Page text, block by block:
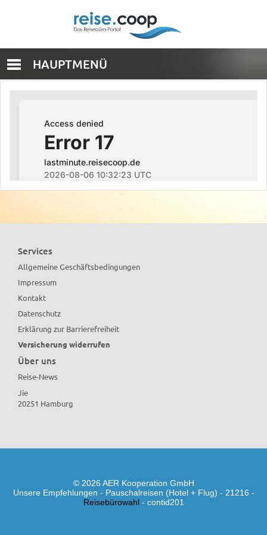
HAUPTMENÜ
Services
Allgemeine Geschäftsbedingungen
Impressum
Kontakt
Datenschutz
Erklärung zur Barrierefreiheit
Versicherung widerrufen
Über uns
Reise-News
Jie
20251 Hamburg
© 2026 AER Kooperation GmbH
Unsere Empfehlungen - Pauschalreisen (Hotel + Flug) - 21216 -
Reisebürowahl- contid201